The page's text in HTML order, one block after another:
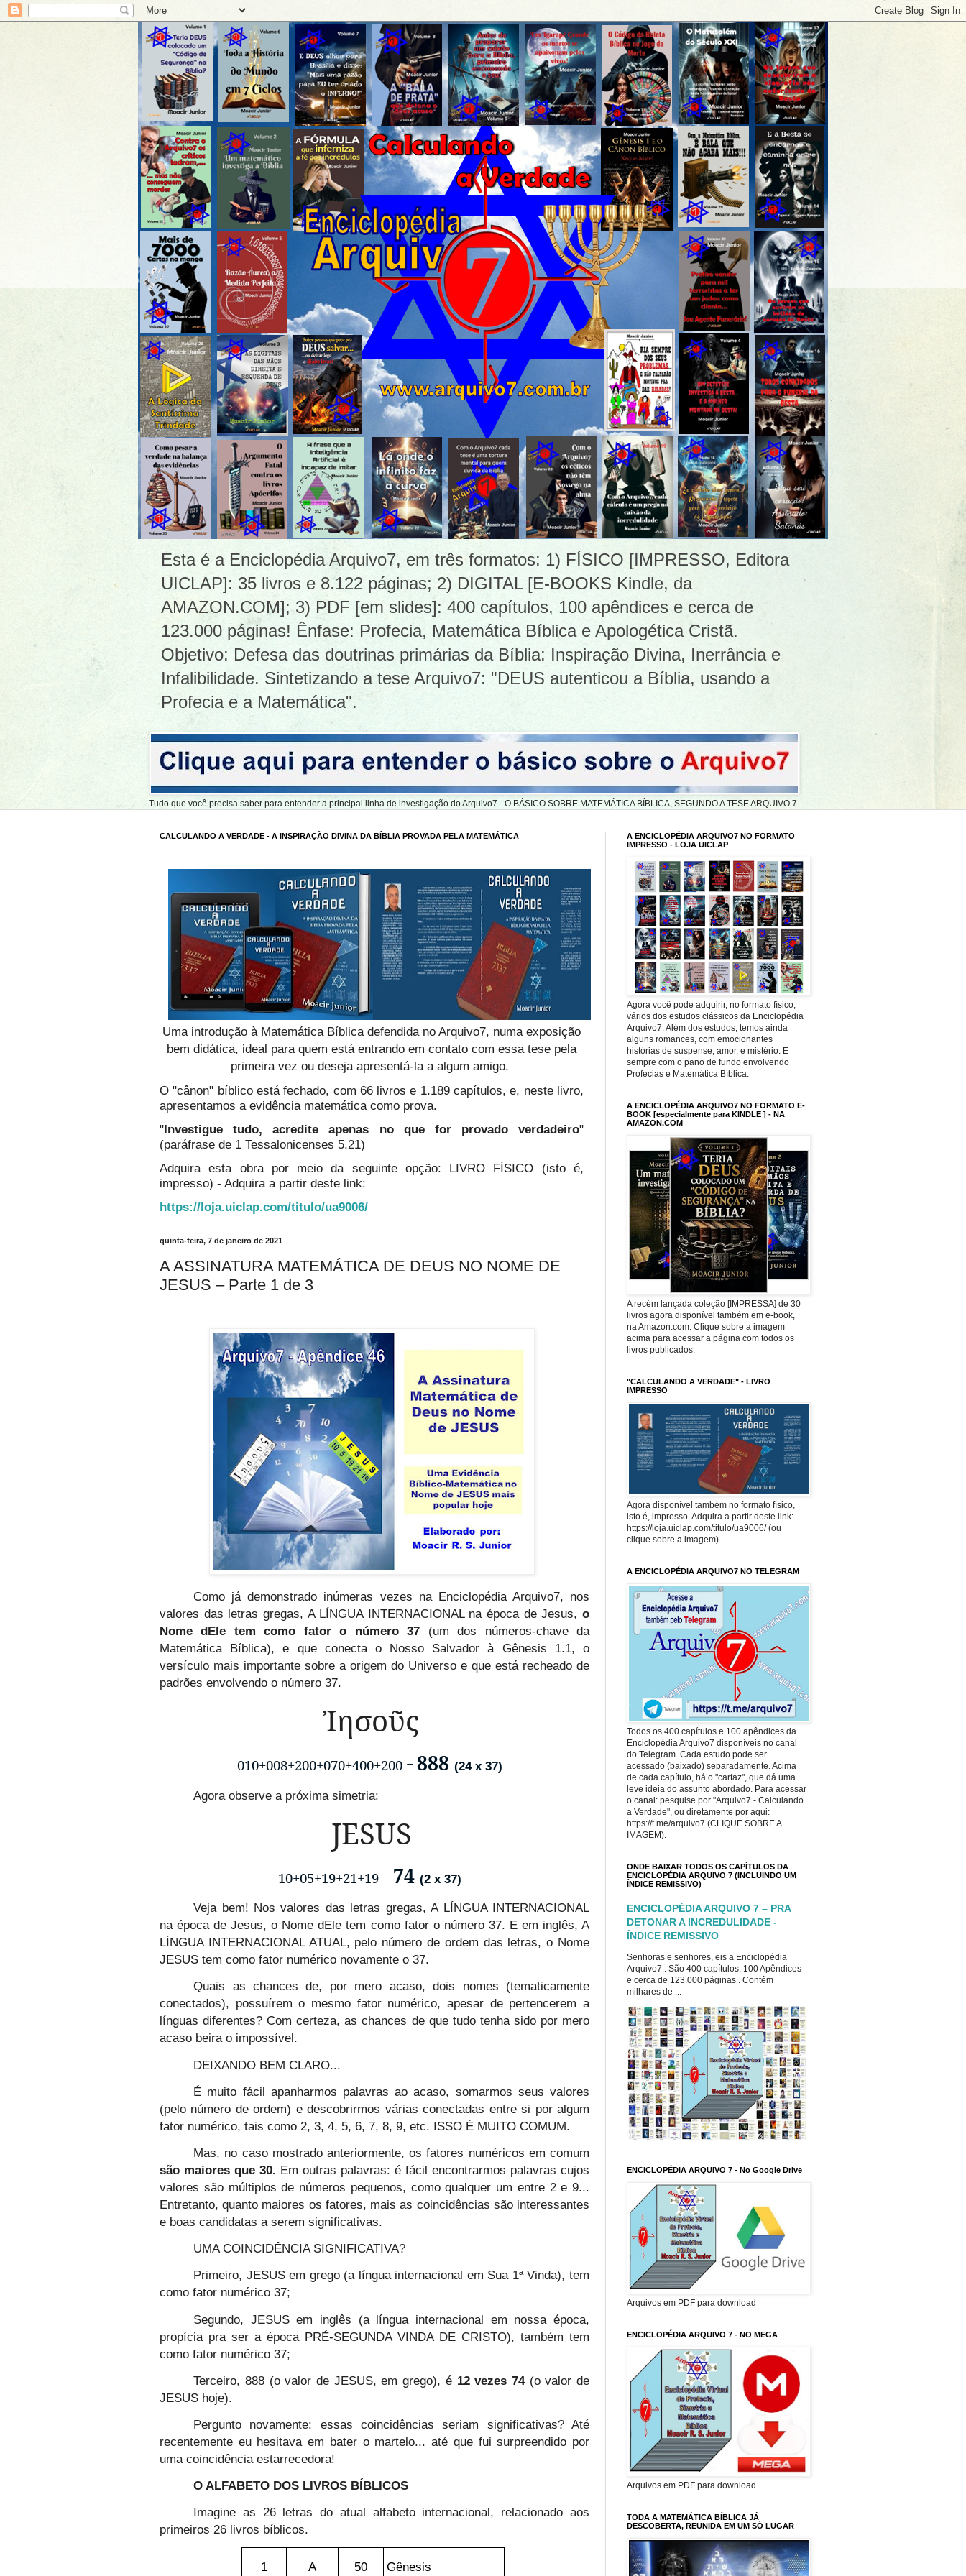
Esta é a Enciclopédia Arquivo7, em três formatos: 1) FÍSICO [IMPRESSO, Editora
UICLAP]: 35 livros e 8.122 páginas; 2) DIGITAL [E-BOOKS Kindle, da
AMAZON.COM]; 3) PDF [em slides]: 400 capítulos, 100 apêndices e cerca de
123.000 páginas! Ênfase: Profecia, Matemática Bíblica e Apologética Cristã.
Objetivo: Defesa das doutrinas primárias da Bíblia: Inspiração Divina, Inerrância e
Infalibilidade. Sintetizando a tese Arquivo7: "DEUS autenticou a Bíblia, usando a
Profecia e a Matemática".
Tudo que você precisa saber para entender a principal linha de investigação do Arquivo7 - O BÁSICO SOBRE MATEMÁTICA BÍBLICA, SEGUNDO A TESE ARQUIVO 7.
CALCULANDO A VERDADE - A INSPIRAÇÃO DIVINA DA BÍBLIA PROVADA PELA MATEMÁTICA
Uma introdução à Matemática Bíblica defendida no Arquivo7, numa exposição
bem didática, ideal para quem está entrando em contato com essa tese pela
primeira vez ou deseja apresentá-la a algum amigo.
O "cânon" bíblico está fechado, com 66 livros e 1.189 capítulos, e, neste livro,
apresentamos a evidência matemática como prova.
"Investigue tudo, acredite apenas no que for provado verdadeiro"
(paráfrase de 1 Tessalonicenses 5.21)
Adquira esta obra por meio da seguinte opção: LIVRO FÍSICO (isto é,
impresso) - Adquira a partir deste link:
https://loja.uiclap.com/titulo/ua9006/
quinta-feira, 7 de janeiro de 2021
A ASSINATURA MATEMÁTICA DE DEUS NO NOME DE
JESUS – Parte 1 de 3
Como já demonstrado inúmeras vezes na Enciclopédia Arquivo7, nos
valores das letras gregas, A LÍNGUA INTERNACIONAL na época de Jesus, o
Nome dEle tem como fator o número 37 (um dos números-chave da
Matemática Bíblica), e que conecta o Nosso Salvador à Gênesis 1.1, o
versículo mais importante sobre a origem do Universo e que está recheado de
padrões envolvendo o número 37.
Ἰησοῦς
010+008+200+070+400+200 = 888 (24 x 37)
Agora observe a próxima simetria:
JESUS
10+05+19+21+19 = 74 (2 x 37)
Veja bem! Nos valores das letras gregas, A LÍNGUA INTERNACIONAL
na época de Jesus, o Nome dEle tem como fator o número 37. E em inglês, A
LÍNGUA INTERNACIONAL ATUAL, pelo número de ordem das letras, o Nome
JESUS tem como fator numérico novamente o 37.
Quais as chances de, por mero acaso, dois nomes (tematicamente
conectados), possuírem o mesmo fator numérico, apesar de pertencerem a
línguas diferentes? Com certeza, as chances de que tudo tenha sido por mero
acaso beira o impossível.
DEIXANDO BEM CLARO...
É muito fácil apanharmos palavras ao acaso, somarmos seus valores
(pelo número de ordem) e descobrirmos várias conectadas entre si por algum
fator numérico, tais como 2, 3, 4, 5, 6, 7, 8, 9, etc. ISSO É MUITO COMUM.
Mas, no caso mostrado anteriormente, os fatores numéricos em comum
são maiores que 30. Em outras palavras: é fácil encontrarmos palavras cujos
valores são múltiplos de números pequenos, como qualquer um entre 2 e 9...
Entretanto, quanto maiores os fatores, mais as coincidências são interessantes
e boas candidatas a serem significativas.
UMA COINCIDÊNCIA SIGNIFICATIVA?
Primeiro, JESUS em grego (a língua internacional em Sua 1ª Vinda), tem
como fator numérico 37;
Segundo, JESUS em inglês (a língua internacional em nossa época,
propícia pra ser a época PRÉ-SEGUNDA VINDA DE CRISTO), também tem
como fator numérico 37;
Terceiro, 888 (o valor de JESUS, em grego), é 12 vezes 74(o valor de
JESUS hoje).
Pergunto novamente: essas coincidências seriam significativas? Até
recentemente eu hesitava em bater o martelo... até que fui surpreendido por
uma coincidência estarrecedora!
O ALFABETO DOS LIVROS BÍBLICOS
Imagine as 26 letras do atual alfabeto internacional, relacionado aos
primeiros 26 livros bíblicos.
1 A 50 Gênesis
A ENCICLOPÉDIA ARQUIVO7 NO FORMATO
IMPRESSO - LOJA UICLAP
Agora você pode adquirir, no formato físico,
vários dos estudos clássicos da Enciclopédia
Arquivo7. Além dos estudos, temos ainda
alguns romances, com emocionantes
histórias de suspense, amor, e mistério. E
sempre com o pano de fundo envolvendo
Profecias e Matemática Bíblica.
A ENCICLOPÉDIA ARQUIVO7 NO FORMATO E-
BOOK [especialmente para KINDLE ] - NA
AMAZON.COM
A recém lançada coleção [IMPRESSA] de 30
livros agora disponível também em e-book,
na Amazon.com. Clique sobre a imagem
acima para acessar a página com todos os
livros publicados.
"CALCULANDO A VERDADE" - LIVRO
IMPRESSO
Agora disponível também no formato físico,
isto é, impresso. Adquira a partir deste link:
https://loja.uiclap.com/titulo/ua9006/ (ou
clique sobre a imagem)
A ENCICLOPÉDIA ARQUIVO7 NO TELEGRAM
Todos os 400 capítulos e 100 apêndices da
Enciclopédia Arquivo7 disponíveis no canal
do Telegram. Cada estudo pode ser
acessado (baixado) separadamente. Acima
de cada capítulo, há o "cartaz", que dá uma
leve ideia do assunto abordado. Para acessar
o canal: pesquise por "Arquivo7 - Calculando
a Verdade", ou diretamente por aqui:
https://t.me/arquivo7 (CLIQUE SOBRE A
IMAGEM).
ONDE BAIXAR TODOS OS CAPÍTULOS DA
ENCICLOPÉDIA ARQUIVO 7 (INCLUINDO UM
ÍNDICE REMISSIVO)
ENCICLOPÉDIA ARQUIVO 7 – PRA
DETONAR A INCREDULIDADE -
ÍNDICE REMISSIVO
Senhoras e senhores, eis a Enciclopédia
Arquivo7 . São 400 capítulos, 100 Apêndices
e cerca de 123.000 páginas . Contêm
milhares de ...
ENCICLOPÉDIA ARQUIVO 7 - No Google Drive
Arquivos em PDF para download
ENCICLOPÉDIA ARQUIVO 7 - NO MEGA
Arquivos em PDF para download
TODA A MATEMÁTICA BÍBLICA JÁ
DESCOBERTA, REUNIDA EM UM SÓ LUGAR